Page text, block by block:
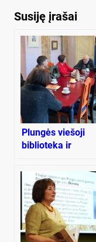
Susiję įrašai
Plungės viešoji
biblioteka ir
Masalskis žada
suvienyti jėgas